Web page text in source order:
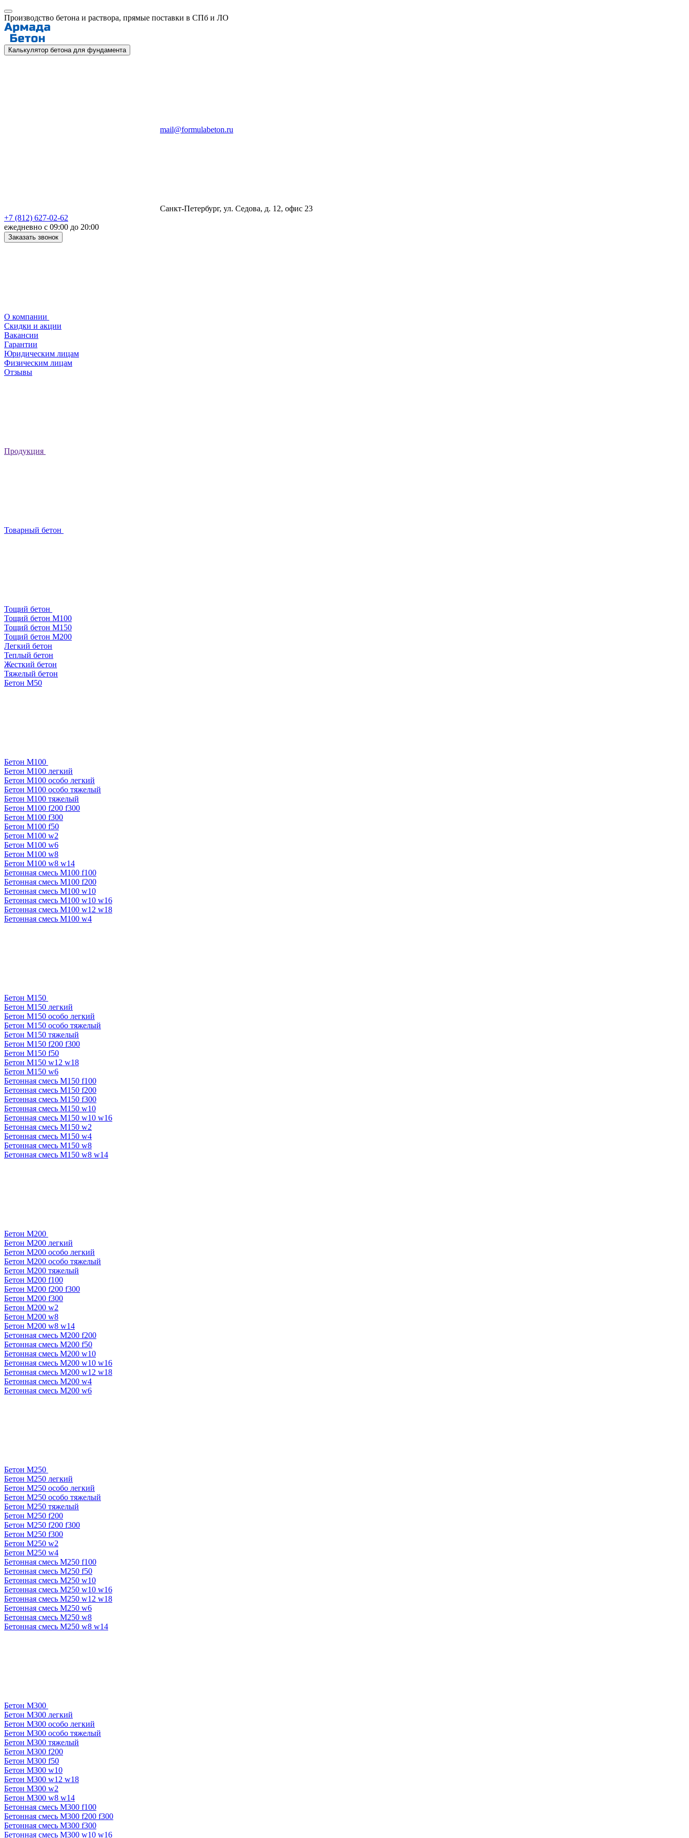
Производство бетона и раствора, прямые поставки в СПб и ЛО
Калькулятор бетона для фундамента
mail@formulabeton.ru
Санкт-Петербург, ул. Седова, д. 12, офис 23
+7 (812) 627-02-62
ежедневно с 09:00 до 20:00
Заказать звонок
О компании
Скидки и акции
Вакансии
Гарантии
Юридическим лицам
Физическим лицам
Отзывы
Продукция
Товарный бетон
Тощий бетон
Тощий бетон М100
Тощий бетон М150
Тощий бетон М200
Легкий бетон
Теплый бетон
Жесткий бетон
Тяжелый бетон
Бетон М50
Бетон М100
Бетон М100 легкий
Бетон М100 особо легкий
Бетон М100 особо тяжелый
Бетон М100 тяжелый
Бетон М100 f200 f300
Бетон М100 f300
Бетон М100 f50
Бетон М100 w2
Бетон М100 w6
Бетон М100 w8
Бетон М100 w8 w14
Бетонная смесь М100 f100
Бетонная смесь М100 f200
Бетонная смесь М100 w10
Бетонная смесь М100 w10 w16
Бетонная смесь М100 w12 w18
Бетонная смесь М100 w4
Бетон М150
Бетон М150 легкий
Бетон М150 особо легкий
Бетон М150 особо тяжелый
Бетон М150 тяжелый
Бетон М150 f200 f300
Бетон М150 f50
Бетон М150 w12 w18
Бетон М150 w6
Бетонная смесь М150 f100
Бетонная смесь М150 f200
Бетонная смесь М150 f300
Бетонная смесь М150 w10
Бетонная смесь М150 w10 w16
Бетонная смесь М150 w2
Бетонная смесь М150 w4
Бетонная смесь М150 w8
Бетонная смесь М150 w8 w14
Бетон М200
Бетон М200 легкий
Бетон М200 особо легкий
Бетон М200 особо тяжелый
Бетон М200 тяжелый
Бетон М200 f100
Бетон М200 f200 f300
Бетон М200 f300
Бетон М200 w2
Бетон М200 w8
Бетон М200 w8 w14
Бетонная смесь М200 f200
Бетонная смесь М200 f50
Бетонная смесь М200 w10
Бетонная смесь М200 w10 w16
Бетонная смесь М200 w12 w18
Бетонная смесь М200 w4
Бетонная смесь М200 w6
Бетон М250
Бетон М250 легкий
Бетон М250 особо легкий
Бетон М250 особо тяжелый
Бетон М250 тяжелый
Бетон М250 f200
Бетон М250 f200 f300
Бетон М250 f300
Бетон М250 w2
Бетон М250 w4
Бетонная смесь М250 f100
Бетонная смесь М250 f50
Бетонная смесь М250 w10
Бетонная смесь М250 w10 w16
Бетонная смесь М250 w12 w18
Бетонная смесь М250 w6
Бетонная смесь М250 w8
Бетонная смесь М250 w8 w14
Бетон М300
Бетон М300 легкий
Бетон М300 особо легкий
Бетон М300 особо тяжелый
Бетон М300 тяжелый
Бетон М300 f200
Бетон М300 f50
Бетон М300 w10
Бетон М300 w12 w18
Бетон М300 w2
Бетон М300 w8 w14
Бетонная смесь М300 f100
Бетонная смесь М300 f200 f300
Бетонная смесь М300 f300
Бетонная смесь М300 w10 w16